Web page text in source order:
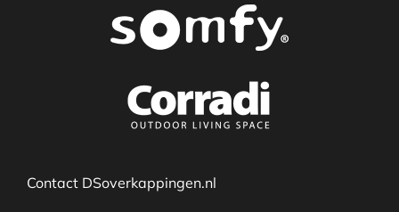
Contact DSoverkappingen.nl